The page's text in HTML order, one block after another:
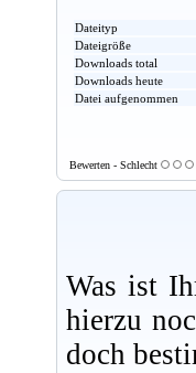
Dateityp
Dateigröße
Downloads total
Downloads heute
Datei aufgenommen
Bewerten - Schlecht
Was ist
hierzu
doch